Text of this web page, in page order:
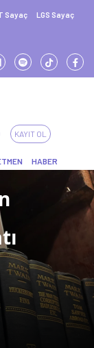
Sayaç LGS Sayaç
KAYIT OL